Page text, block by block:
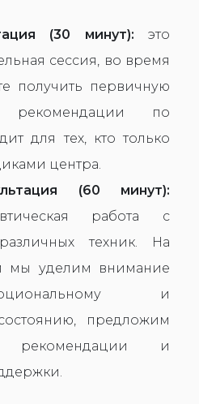
(30 минут): это
сессия, во время
получить первичную
рекомендации по
для тех, кто только
центра.
(60 минут):
работа с
техник. На
мы уделим внимание
и
предложим
рекомендации и